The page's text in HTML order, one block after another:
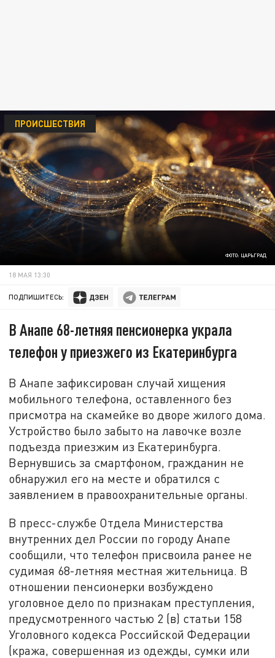
ФОТО: ЦАРЬГРАД
ПРОИСШЕСТВИЯ
18 МАЯ 13:30
ПОДПИШИТЕСЬ:
В Анапе 68-летняя пенсионерка украла
телефон у приезжего из Екатеринбурга
В Анапе зафиксирован случай хищения
мобильного телефона, оставленного без
присмотра на скамейке во дворе жилого дома.
Устройство было забыто на лавочке возле
подъезда приезжим из Екатеринбурга.
Вернувшись за смартфоном, гражданин не
обнаружил его на месте и обратился с
заявлением в правоохранительные органы.
В пресс-службе Отдела Министерства
внутренних дел России по городу Анапе
сообщили, что телефон присвоила ранее не
судимая 68-летняя местная жительница. В
отношении пенсионерки возбуждено
уголовное дело по признакам преступления,
предусмотренного частью 2 (в) статьи 158
Уголовного кодекса Российской Федерации
(кража, совершенная из одежды, сумки или